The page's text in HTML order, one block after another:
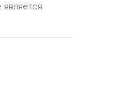
является